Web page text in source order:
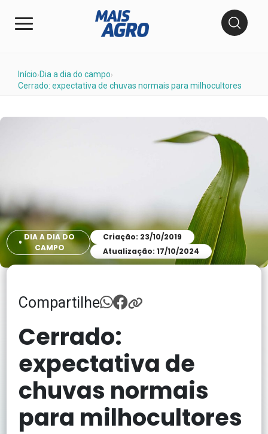
Início› Dia a dia do campo›
Cerrado: expectativa de chuvas normais para milhocultores
DIA A DIA DO
CAMPO
Criação: 23/10/2019
Atualização: 17/10/2024
Compartilhe
Cerrado:
expectativa de
chuvas normais
para milhocultores